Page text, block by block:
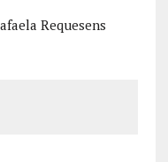
Requesens